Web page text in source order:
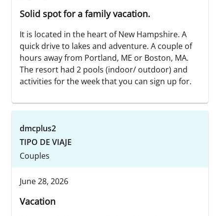
Solid spot for a family vacation.
It is located in the heart of New Hampshire. A
quick drive to lakes and adventure. A couple of
hours away from Portland, ME or Boston, MA.
The resort had 2 pools (indoor/ outdoor) and
activities for the week that you can sign up for.
dmcplus2
TIPO DE VIAJE
Couples
June 28, 2026
Vacation